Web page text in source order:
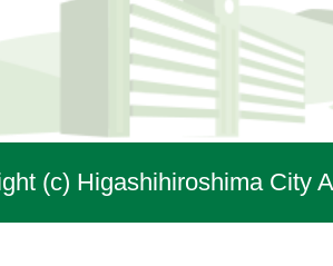
(c) Higashihiroshima City